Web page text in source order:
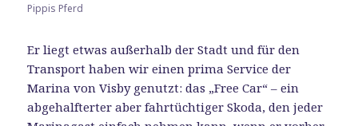
Pippis Pferd
Er liegt etwas außerhalb der Stadt und für den
Transport haben wir einen prima Service der
Marina von Visby genutzt: das „Free Car“ – ein
abgehalfterter aber fahrtüchtiger Skoda, den jeder